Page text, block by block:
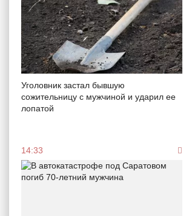
Уголовник застал бывшую
сожительницу с мужчиной и ударил ее
лопатой
14:33